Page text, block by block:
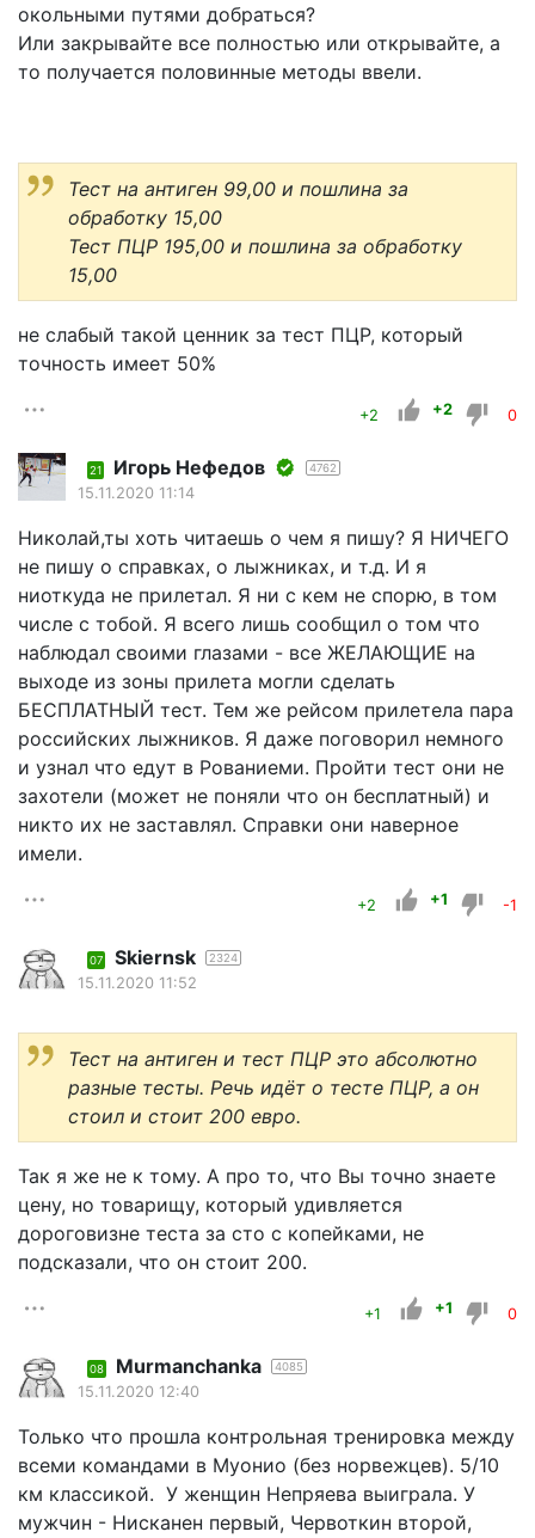
окольными путями добраться?
Или закрывайте все полностью или открывайте, а
то получается половинные методы ввели.
Тест на антиген 99,00 и пошлина за
обработку 15,00
Тест ПЦР 195,00 и пошлина за обработку
15,00
не слабый такой ценник за тест ПЦР, который
точность имеет 50%
+2 +2 0
21 Игорь Нефедов 4762
15.11.2020 11:14
Николай,ты хоть читаешь о чем я пишу? Я НИЧЕГО
не пишу о справках, о лыжниках, и т.д. И я
ниоткуда не прилетал. Я ни с кем не спорю, в том
числе с тобой. Я всего лишь сообщил о том что
наблюдал своими глазами - все ЖЕЛАЮЩИЕ на
выходе из зоны прилета могли сделать
БЕСПЛАТНЫЙ тест. Тем же рейсом прилетела пара
российских лыжников. Я даже поговорил немного
и узнал что едут в Рованиеми. Пройти тест они не
захотели (может не поняли что он бесплатный) и
никто их не заставлял. Справки они наверное
имели.
+2 +1 -1
07 Skiernsk 2324
15.11.2020 11:52
Тест на антиген и тест ПЦР это абсолютно
разные тесты. Речь идёт о тесте ПЦР, а он
стоил и стоит 200 евро.
Так я же не к тому. А про то, что Вы точно знаете
цену, но товарищу, который удивляется
дороговизне теста за сто с копейками, не
подсказали, что он стоит 200.
+1 +1 0
08 Murmanchanka 4085
15.11.2020 12:40
Только что прошла контрольная тренировка между
всеми командами в Муонио (без норвежцев). 5/10
км классикой. У женщин Непряева выиграла. У
мужчин - Нисканен первый, Червоткин второй,